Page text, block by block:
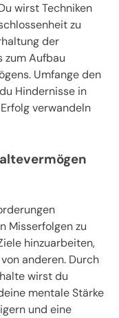
wirst Techniken
zu
der
zum Aufbau
Umfange den
Hindernisse in
verwandeln
Misserfolgen zu
hinzuarbeiten,
anderen. Durch
wirst du
mentale Stärke
und eine